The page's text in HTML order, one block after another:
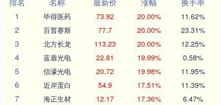
排名
名称 最新价 涨幅
换手率
1
毕得医药 73.92 20.00% 11.62%
2 百普赛斯 77.7 20.00% 23.31%
3 北方长龙 113.23 20.00% 12.25%
4 蓝盾光电 22.81 19.99% 0.58%
5 信濠光电 20.72 19.98% 11.95%
6 近岸蛋白 54.9 17.51% 11.39%
7 海正生材 12.17 17.36% 6.47%